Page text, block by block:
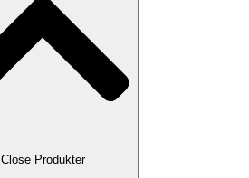
Close Produkter